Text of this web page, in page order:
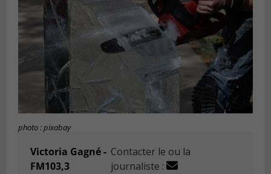
photo : pixabay
Victoria Gagné -
FM103,3
Contacter le ou la
journaliste :